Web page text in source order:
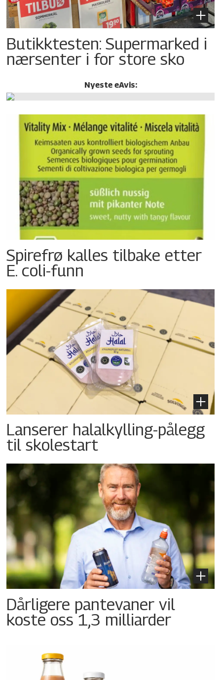
Butikktesten: Supermarked i
nærsenter i for store sko
Nyeste eAvis:
Spirefrø kalles tilbake etter
E. coli-funn
Lanserer halalkylling-­pålegg
til skolestart
Dårligere pantevaner vil
koste oss 1,3 milliarder